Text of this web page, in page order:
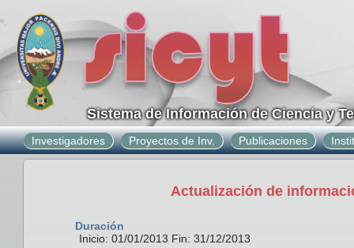
Sistema de Información de Ciencia y
Investigadores Proyectos de Inv. Publicaciones
Actualización de
Duración
Inicio: 01/01/2013 Fin: 31/12/2013